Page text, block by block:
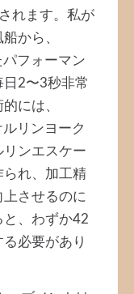
れます。私が
から、
フォーマン
日2〜3秒非常
には、
リンヨーク
リンエスケー
られ、加工精
させるのに
と、わずか42
必要があり